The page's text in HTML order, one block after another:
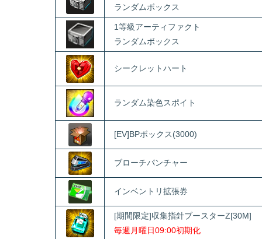
ランダムボックス
1等級アーティファクト
ランダムボックス
シークレットハート
ランダム染色スポイト
[EV]BPボックス(3000)
ブローチパンチャー
インベントリ拡張券
[期間限定]収集指針ブースターZ[30M]
毎週月曜日09:00初期化